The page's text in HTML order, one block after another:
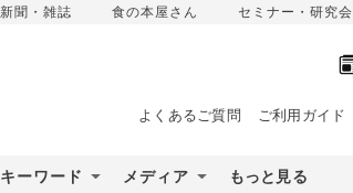
新聞・雑誌 食の本屋さん セミナー・研究会
よくあるご質問 ご利用ガイド
キーワード メディア もっと見る